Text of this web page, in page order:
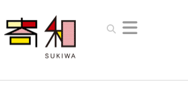
Search